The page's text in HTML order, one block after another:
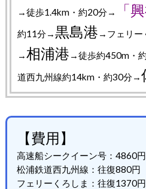
→徒歩1.4km・約20分→ 「
約11分→黒島港 →フェリー
→相浦港 →徒歩約450m・
道西九州線約14km・約30分→
【費用】
高速船シークイーン号：4860
松浦鉄道西九州線：往復880円
フェリーくろしま：往復1370円